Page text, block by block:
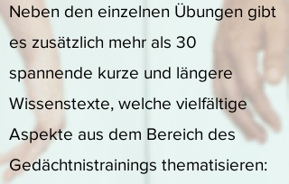
Neben den einzelnen Übungen gibt
es zusätzlich mehr als 30
spannende kurze und längere
Wissenstexte, welche vielfältige
Aspekte aus dem Bereich des
Gedächtnistrainings thematisieren: